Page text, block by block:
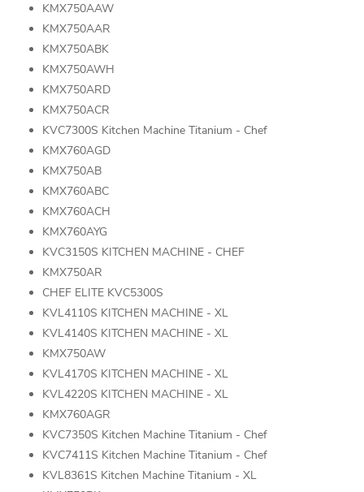
KMX750AAW
KMX750AAR
KMX750ABK
KMX750AWH
KMX750ARD
KMX750ACR
KVC7300S Kitchen Machine Titanium - Chef
KMX760AGD
KMX750AB
KMX760ABC
KMX760ACH
KMX760AYG
KVC3150S KITCHEN MACHINE - CHEF
KMX750AR
CHEF ELITE KVC5300S
KVL4110S KITCHEN MACHINE - XL
KVL4140S KITCHEN MACHINE - XL
KMX750AW
KVL4170S KITCHEN MACHINE - XL
KVL4220S KITCHEN MACHINE - XL
KMX760AGR
KVC7350S Kitchen Machine Titanium - Chef
KVC7411S Kitchen Machine Titanium - Chef
KVL8361S Kitchen Machine Titanium - XL